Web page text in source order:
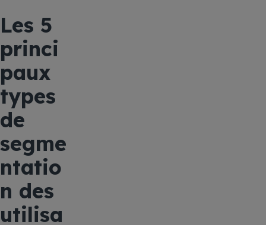
Les 5
princi
paux
types
de
segme
ntatio
n des
utilisa